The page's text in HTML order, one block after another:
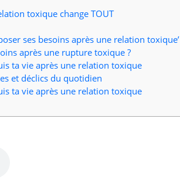
toxique change TOUT
ses besoins après une relation toxique’
après une rupture toxique ?
ta vie après une relation toxique
et déclics du quotidien
ta vie après une relation toxique